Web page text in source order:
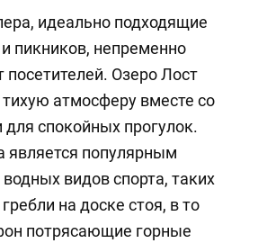
идеально подходящие
пикников, непременно
посетителей. Озеро Лост
тихую атмосферу вместе со
спокойных прогулок.
является популярным
видов спорта, таких
на доске стоя, в то
потрясающие горные